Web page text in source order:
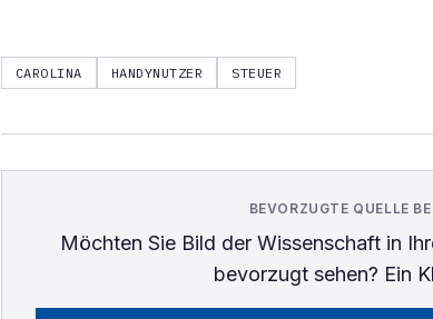
CAROLINA HANDYNUTZER STEUER
BEVORZUGTE QUELLE
Möchten Sie Bild der Wissenschaftin
bevorzugt sehen? Ein